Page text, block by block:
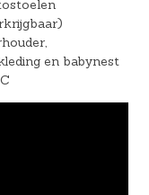
en babynest